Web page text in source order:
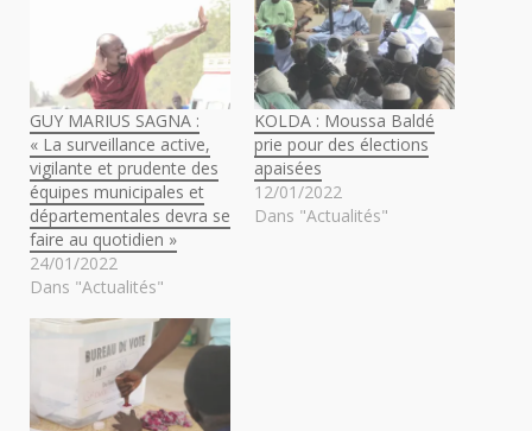
GUY MARIUS SAGNA :
« La surveillance active,
vigilante et prudente des
équipes municipales et
départementales devra se
faire au quotidien »
24/01/2022
Dans "Actualités"
KOLDA : Moussa Baldé
prie pour des élections
apaisées
12/01/2022
Dans "Actualités"